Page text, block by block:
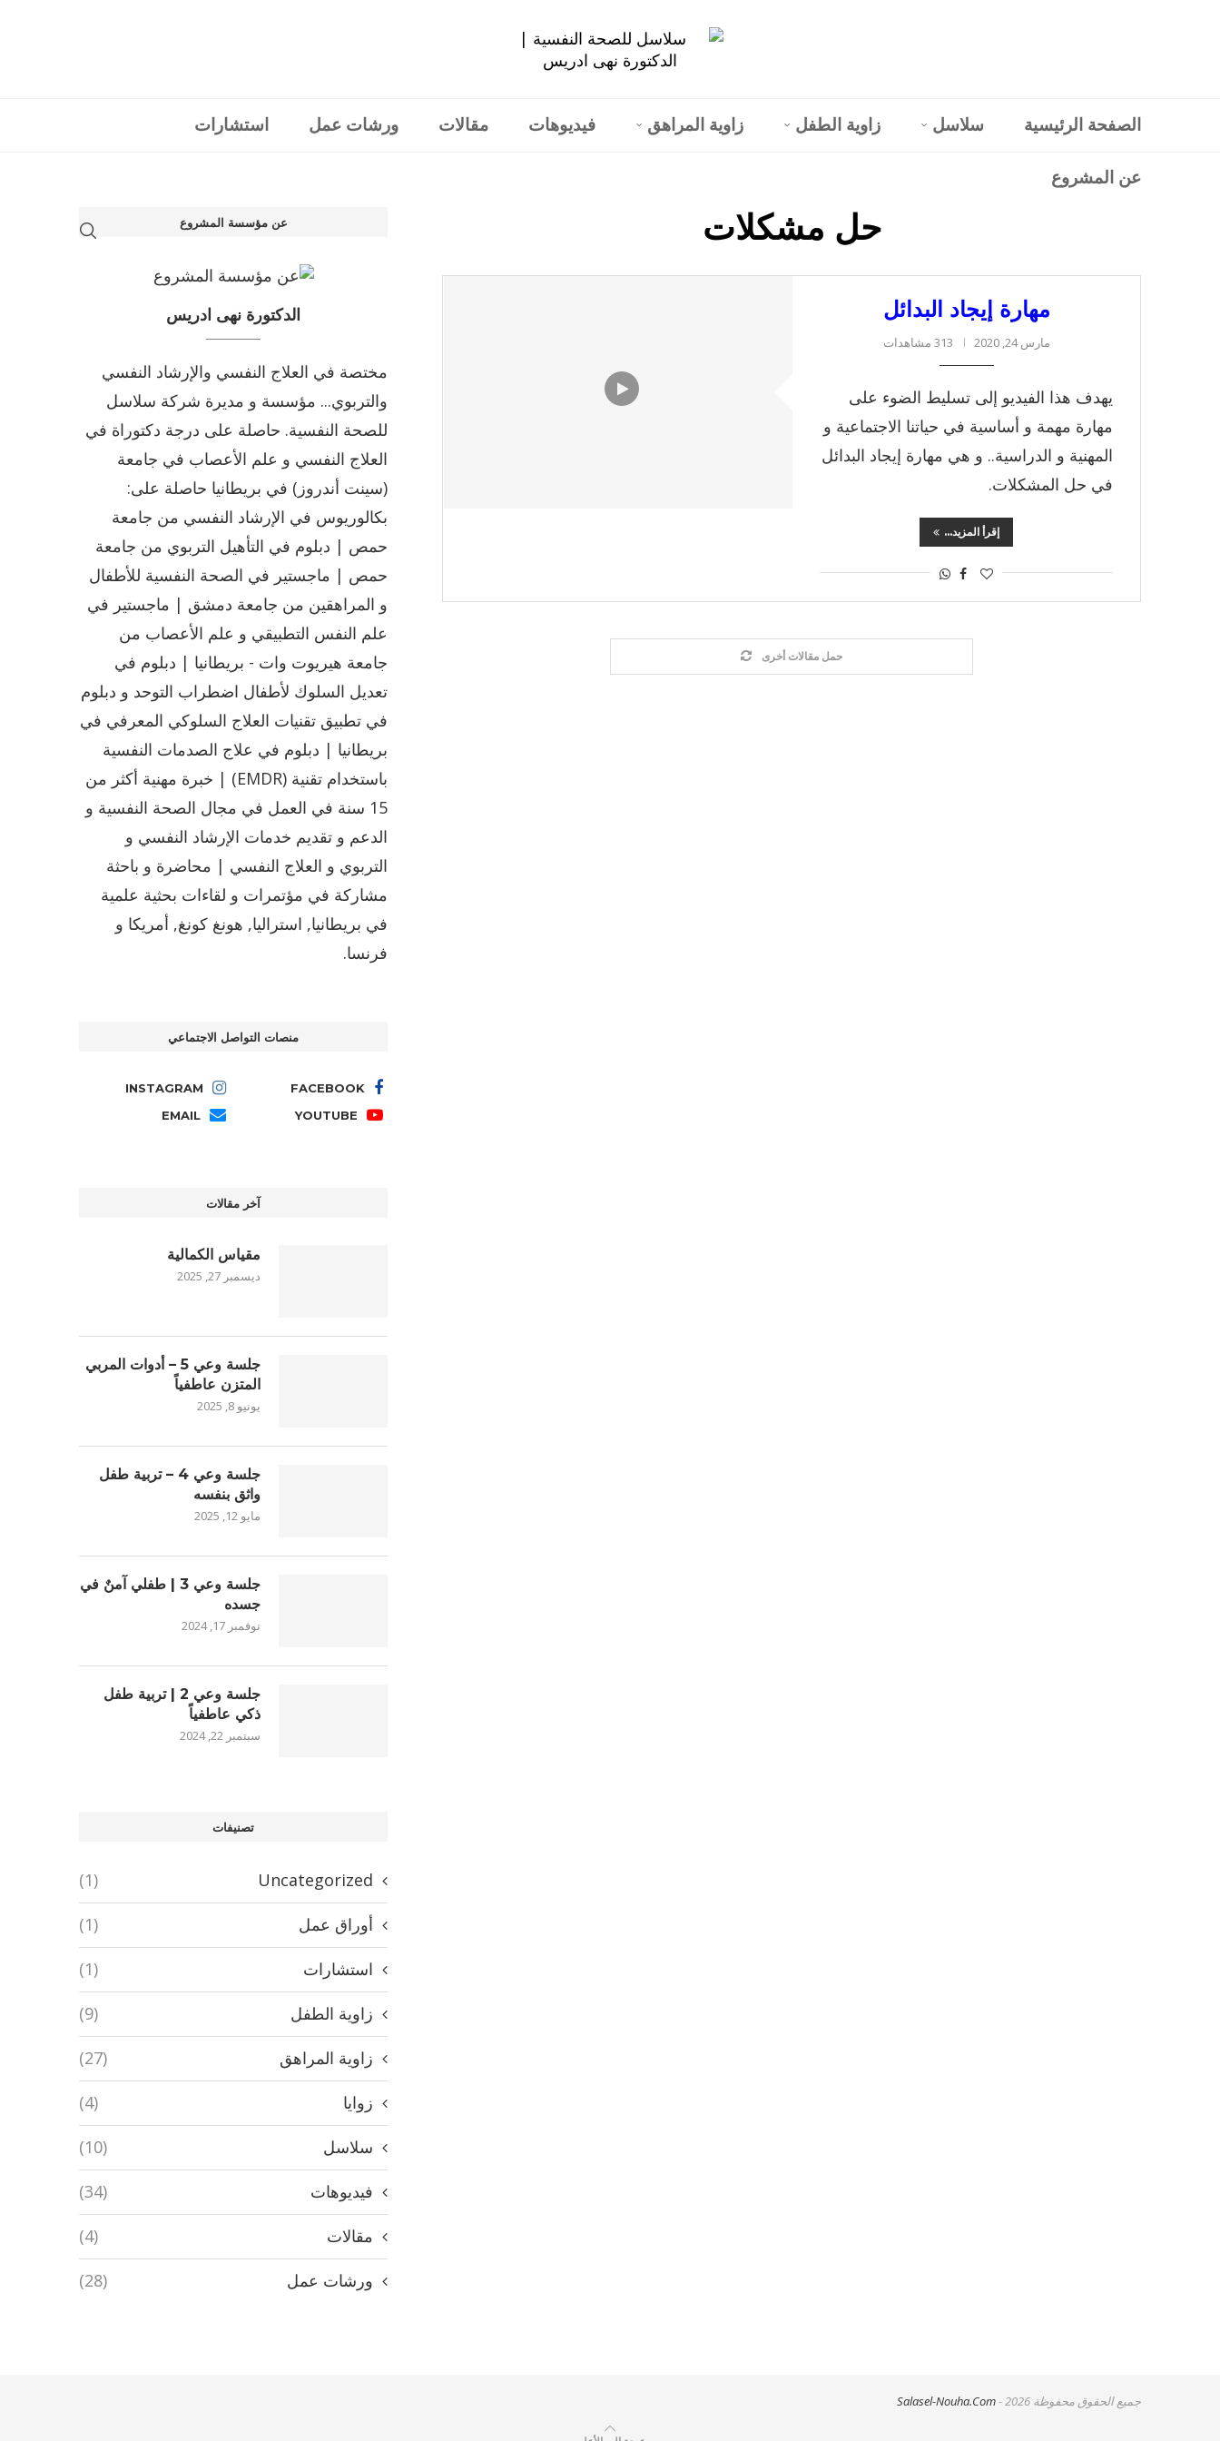
الصفحة الرئيسية سلاسل زاوية الطفل زاوية المراهق فيديوهات مقالات ورشات عمل استشارات
عن المشروع
حل مشكلات
مهارة إيجاد البدائل
مارس 24, 2020 313 مشاهدات
يهدف هذا الفيديو إلى تسليط الضوء على
مهارة مهمة و أساسية في حياتنا الاجتماعية و
المهنية و الدراسية.. و هي مهارة إيجاد البدائل
في حل المشكلات.
إقرأ المزيد...
حمل مقالات أخرى
عن مؤسسة المشروع
الدكتورة نهى ادريس
مختصة في العلاج النفسي والإرشاد النفسي
والتربوي... مؤسسة و مديرة شركة سلاسل
للصحة النفسية. حاصلة على درجة دكتوراة في
العلاج النفسي و علم الأعصاب في جامعة
(سينت أندروز) في بريطانيا حاصلة على:
بكالوريوس في الإرشاد النفسي من جامعة
حمص | دبلوم في التأهيل التربوي من جامعة
حمص | ماجستير في الصحة النفسية للأطفال
و المراهقين من جامعة دمشق | ماجستير في
علم النفس التطبيقي و علم الأعصاب من
جامعة هيريوت وات - بريطانيا | دبلوم في
تعديل السلوك لأطفال اضطراب التوحد و دبلوم
في تطبيق تقنيات العلاج السلوكي المعرفي في
بريطانيا | دبلوم في علاج الصدمات النفسية
باستخدام تقنية (EMDR) | خبرة مهنية أكثر من
15 سنة في العمل في مجال الصحة النفسية و
الدعم و تقديم خدمات الإرشاد النفسي و
التربوي و العلاج النفسي | محاضرة و باحثة
مشاركة في مؤتمرات و لقاءات بحثية علمية
في بريطانيا, استراليا, هونغ كونغ, أمريكا و
فرنسا.
منصات التواصل الاجتماعي
FACEBOOK
INSTAGRAM
YOUTUBE
EMAIL
آخر مقالات
مقياس الكمالية
ديسمبر 27, 2025
جلسة وعي 5 – أدوات المربي
المتزن عاطفياً
يونيو 8, 2025
جلسة وعي 4 – تربية طفل
واثق بنفسه
مايو 12, 2025
جلسة وعي 3 | طفلي آمنٌ في
جسده
نوفمبر 17, 2024
جلسة وعي 2 | تربية طفل
ذكي عاطفياً
سبتمبر 22, 2024
تصنيفات
Uncategorized
(1)
أوراق عمل (1)
استشارات (1)
زاوية الطفل (9)
زاوية المراهق (27)
زوايا (4)
سلاسل (10)
فيديوهات (34)
مقالات (4)
ورشات عمل (28)
جميع الحقوق محفوظة Salasel-Nouha.Com- 2026